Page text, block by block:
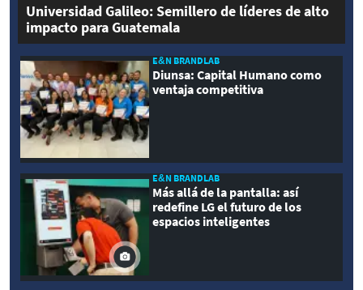
Universidad Galileo: Semillero de líderes de alto
impacto para Guatemala
E&N BRANDLAB
Diunsa: Capital Humano como
ventaja competitiva
E&N BRANDLAB
Más allá de la pantalla: así
redefine LG el futuro de los
espacios inteligentes